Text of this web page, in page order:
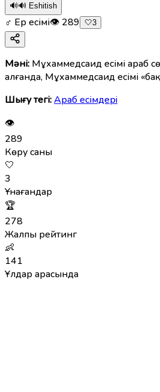
🔊🔊 Eshitish
♂ Ер есімі👁 289 🤍3
Мәні: Мұхаммедсаид есімі араб
алғанда, Мұхаммедсаид есімі
Шығу тегі:Араб есімдерi
👁
289
Көру саны
🤍
3
Ұнағандар
🏆
278
Жалпы рейтинг
👶
141
Ұлдар арасында